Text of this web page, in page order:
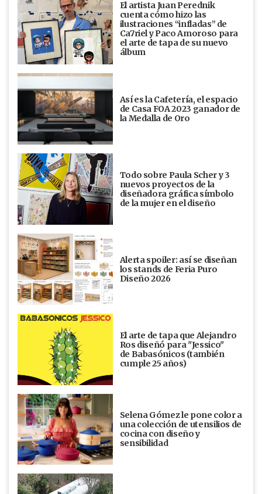
El artista Juan Perednik
cuenta cómo hizo las
ilustraciones “infladas” de
Ca7riel y Paco Amoroso para
el arte de tapa de su nuevo
álbum
Así es la Cafetería, el espacio
de Casa FOA 2023 ganador de
la Medalla de Oro
Todo sobre Paula Scher y 3
nuevos proyectos de la
diseñadora gráfica símbolo
de la mujer en el diseño
Alerta spoiler: así se diseñan
los stands de Feria Puro
Diseño 2026
El arte de tapa que Alejandro
Ros diseñó para "Jessico"
de Babasónicos (también
cumple 25 años)
Selena Gómez le pone color a
una colección de utensilios de
cocina con diseño y
sensibilidad